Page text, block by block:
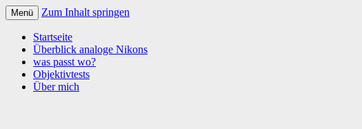
Menü Zum Inhalt springen
Startseite
Überblick analoge Nikons
was passt wo?
Objektivtests
Über mich